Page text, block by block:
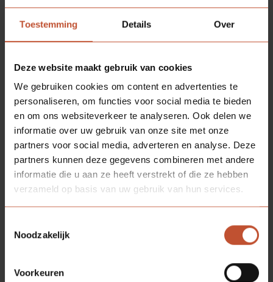
Toestemming Details Over
Deze website maakt gebruik van cookies
We gebruiken cookies om content en advertenties te
personaliseren, om functies voor social media te bieden
en om ons websiteverkeer te analyseren. Ook delen we
informatie over uw gebruik van onze site met onze
partners voor social media, adverteren en analyse. Deze
partners kunnen deze gegevens combineren met andere
informatie die u aan ze heeft verstrekt of die ze hebben
verzameld op basis van uw gebruik van hun services.
Noodzakelijk
Voorkeuren
Sinds eind vorig jaar is Berkvens gecertificeerd volgens
samenwerking met onze KAM coördinator
Goversen Hoofd Inkoop Eric van Gaalis er hard
gewerkt in 2022 om onze volledige CO ₂uitstoot in
kaart te brengen (scope 1 t/m 3). Samen met CNG
hebben wij een route uitgestippeld naar Net Zero in
2050 en onze ambitie naar 50% reductie in 2030 t.o.v.
basisjaar 2021. Halverwege mei hield Climate Neutral
Group een bijeenkomst met daarin verschillende
partners om met elkaar de ‘lesson’s learned’ te delen.
naar meer beschikbare ‘primaire data’. Meten is weten,
echter de beschikbaarheid en betrouwbaarheid van